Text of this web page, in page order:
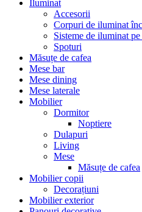
Iluminat
Accesorii
Corpuri de iluminat
Sisteme de iluminat pe
Spoturi
Măsuțe de cafea
Mese bar
Mese dining
Mese laterale
Mobilier
Dormitor
Noptiere
Dulapuri
Living
Mese
Măsuțe de cafea
Mobilier copii
Decorațiuni
Mobilier exterior